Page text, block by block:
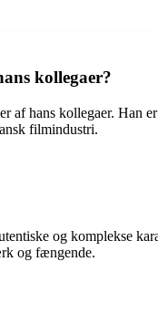
kollegaer?
af hans kollegaer. Han
filmindustri.
og komplekse
og fængende.